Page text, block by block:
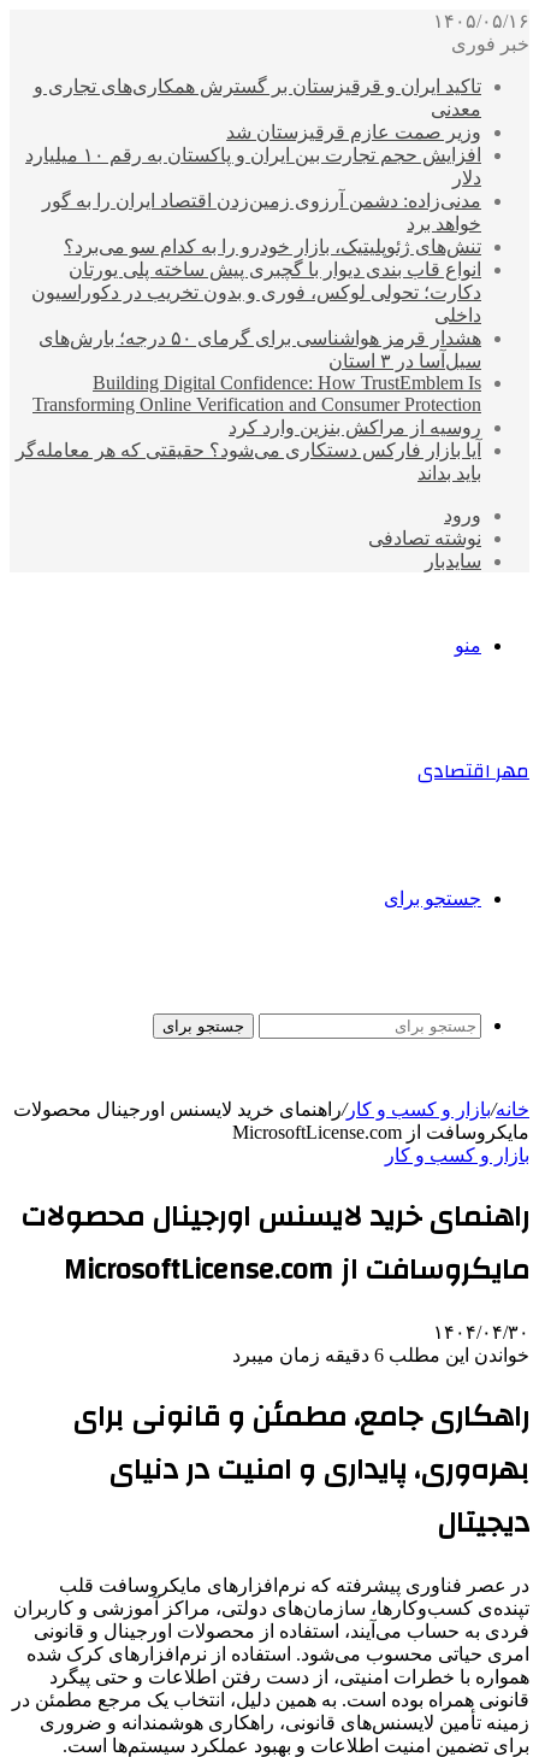
۱۴۰۵/۰۵/۱۶
خبر فوری
تاکید ایران و قرقیزستان بر گسترش همکاری‌های تجاری و
معدنی
وزیر صمت عازم قرقیزستان شد
افزایش حجم تجارت بین ایران و پاکستان به رقم ۱۰ میلیارد
دلار
مدنی‌زاده: دشمن آرزوی زمین‌زدن اقتصاد ایران را به گور
خواهد برد
تنش‌های ژئوپلیتیک، بازار خودرو را به کدام سو می‌برد؟
انواع قاب بندی دیوار با گچبری پیش ساخته پلی یورتان
دکارت؛ تحولی لوکس، فوری و بدون تخریب در دکوراسیون
داخلی
هشدار قرمز هواشناسی برای گرمای ۵۰ درجه؛ بارش‌های
سیل‌آسا در ۳ استان
Building Digital Confidence: How TrustEmblem Is
Transforming Online Verification and Consumer Protection
روسیه از مراکش بنزین وارد کرد
آیا بازار فارکس دستکاری می‌شود؟ حقیقتی که هر معامله‌گر
باید بداند
ورود
نوشته تصادفی
سایدبار
منو
مهر اقتصادی
جستجو برای
جستجو برای
خانه/بازار و کسب و کار/راهنمای خرید لایسنس اورجینال محصولات
مایکروسافت از MicrosoftLicense.com
بازار و کسب و کار
راهنمای خرید لایسنس اورجینال محصولات
مایکروسافت از MicrosoftLicense.com
۱۴۰۴/۰۴/۳۰
خواندن این مطلب 6 دقیقه زمان میبرد
راهکاری جامع، مطمئن و قانونی برای
بهره‌وری، پایداری و امنیت در دنیای
دیجیتال
در عصر فناوری پیشرفته که نرم‌افزارهای مایکروسافت قلب
تپنده‌ی کسب‌وکارها، سازمان‌های دولتی، مراکز آموزشی و کاربران
فردی به حساب می‌آیند، استفاده از محصولات اورجینال و قانونی
امری حیاتی محسوب می‌شود. استفاده از نرم‌افزارهای کرک شده
همواره با خطرات امنیتی، از دست رفتن اطلاعات و حتی پیگرد
قانونی همراه بوده است. به همین دلیل، انتخاب یک مرجع مطمئن در
زمینه تأمین لایسنس‌های قانونی، راهکاری هوشمندانه و ضروری
برای تضمین امنیت اطلاعات و بهبود عملکرد سیستم‌ها است.